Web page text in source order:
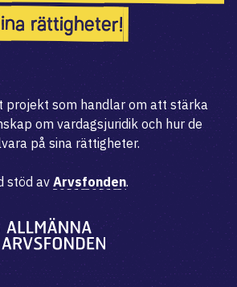
rättigheter!
projekt som handlar om att stärka
om vardagsjuridik och hur de
på sina rättigheter.
stöd av Arvsfonden.